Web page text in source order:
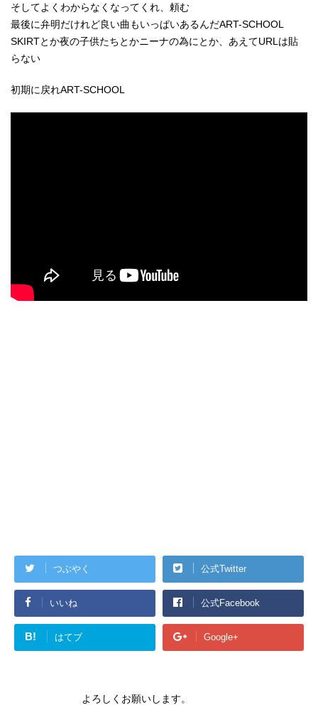
そしてよくわからなくなってくれ、頼む
最後に弁明だけれど良い曲もいっぱいあるんだART-SCHOOL
SKIRTとか夜の子供たちとかニーナの為にとか、あえてURLは貼
らない
初期に戻れART-SCHOOL
つぶやく 公式Twitter
いいね 公式Facebook
B! はてブ Google+
よろしくお願いします。